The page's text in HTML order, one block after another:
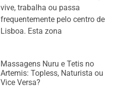
vive, trabalha ou passa
frequentemente pelo centro de
Lisboa. Esta zona
Massagens Nuru e Tetis no
Artemis: Topless, Naturista ou
Vice Versa?